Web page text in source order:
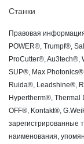
Станки
Правовая
POWER®, Trumpf®,
ProCutter®, Au3tech®,
SUP®, Max
Ruida®, Leadshine®,
Hypertherm®, Thermal
OFF®, Kontakt®,
зарегистрированные
наименования,